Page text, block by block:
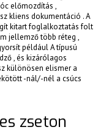
előmozdítás ,
kliens dokumentáció . A
kitart foglalkoztatás folt
jellemző több réteg ,
például A típusú
, és kizárólagos
különösen elismer a
-nál/-nél a csúcs
zseton